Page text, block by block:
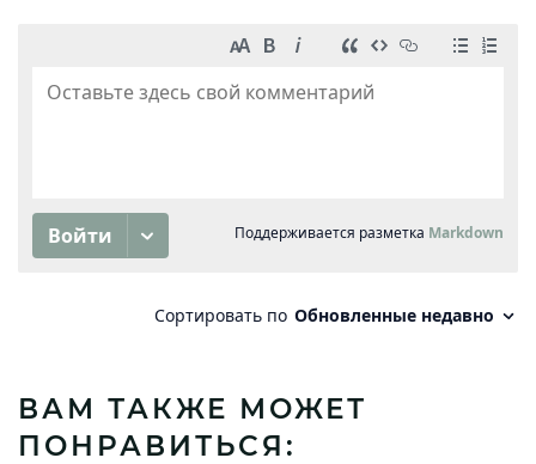
ВАМ ТАКЖЕ МОЖЕТ
ПОНРАВИТЬСЯ: